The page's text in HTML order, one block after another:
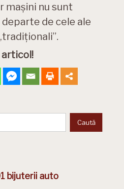
mașini nu sunt
de cele ale
bijuterii auto